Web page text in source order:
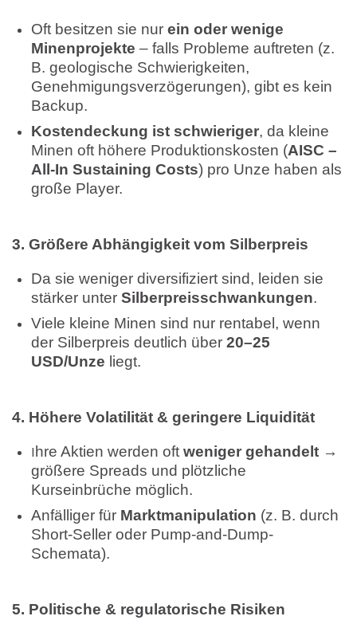
Oft besitzen sie nur ein oder wenige
Minenprojekte – falls Probleme auftreten (z.
B. geologische Schwierigkeiten,
Genehmigungsverzögerungen), gibt es kein
Backup.
Kostendeckung ist schwieriger, da kleine
Minen oft höhere Produktionskosten (AISC –
All-In Sustaining Costs) pro Unze haben als
große Player.
3. Größere Abhängigkeit vom Silberpreis
Da sie weniger diversifiziert sind, leiden sie
stärker unter Silberpreisschwankungen.
Viele kleine Minen sind nur rentabel, wenn
der Silberpreis deutlich über 20–25
USD/Unze liegt.
4. Höhere Volatilität & geringere Liquidität
I hre Aktien werden oft weniger gehandelt →
größere Spreads und plötzliche
Kurseinbrüche möglich.
Anfälliger für Marktmanipulation (z. B. durch
Short-Seller oder Pump-and-Dump-
Schemata).
5. Politische & regulatorische Risiken